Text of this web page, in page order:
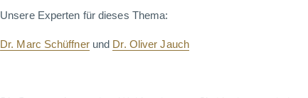
Unsere Experten für dieses Thema:
Dr. Marc Schüffnerund Dr. Oliver Jauch